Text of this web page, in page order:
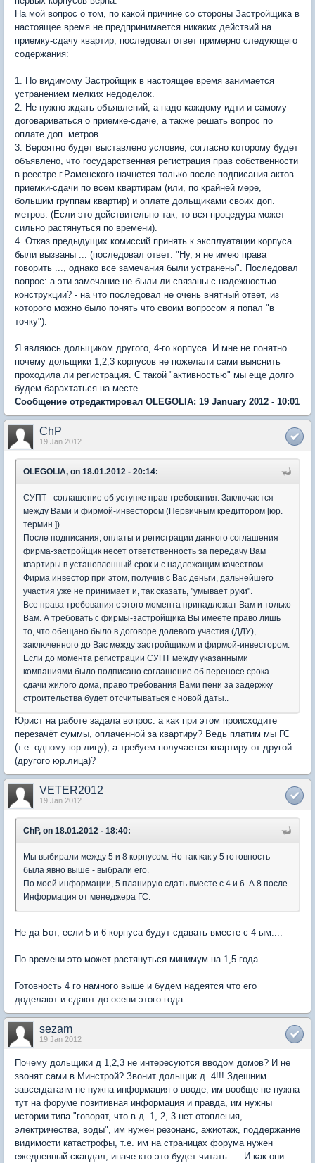
На мой вопрос о том, по какой причине со стороны Застройщика в
настоящее время не предпринимается никаких действий на
приемку-сдачу квартир, последовал ответ примерно следующего
содержания:
1. По видимому Застройщик в настоящее время занимается
устранением мелких недоделок.
2. Не нужно ждать объявлений, а надо каждому идти и самому
договариваться о приемке-сдаче, а также решать вопрос по
оплате доп. метров.
3. Вероятно будет выставлено условие, согласно которому будет
объявлено, что государственная регистрация прав собственности
в реестре г.Раменского начнется только после подписания актов
приемки-сдачи по всем квартирам (или, по крайней мере,
большим группам квартир) и оплате дольщиками своих доп.
метров. (Если это действительно так, то вся процедура может
сильно растянуться по времени).
4. Отказ предыдущих комиссий принять к эксплуатации корпуса
были вызваны ... (последовал ответ: "Ну, я не имею права
говорить ..., однако все замечания были устранены". Последовал
вопрос: а эти замечание не были ли связаны с надежностью
конструкции? - на что последовал не очень внятный ответ, из
которого можно было понять что своим вопросом я попал "в
точку").
Я являюсь дольщиком другого, 4-го корпуса. И мне не понятно
почему дольщики 1,2,3 корпусов не пожелали сами выяснить
проходила ли регистрация. С такой "активностью" мы еще долго
будем барахтаться на месте.
Сообщение отредактировал OLEGOLIA: 19 January 2012 - 10:01
ChP
19 Jan 2012
OLEGOLIA, on 18.01.2012 - 20:14:
СУПТ - соглашение об уступке прав требования. Заключается
между Вами и фирмой-инвестором (Первичным кредитором [юр.
термин.]).
После подписания, оплаты и регистрации данного соглашения
фирма-застройщик несет ответственность за передачу Вам
квартиры в установленный срок и с надлежащим качеством.
Фирма инвестор при этом, получив с Вас деньги, дальнейшего
участия уже не принимает и, так сказать, "умывает руки".
Все права требования с этого момента принадлежат Вам и только
Вам. А требовать с фирмы-застройщика Вы имеете право лишь
то, что обещано было в договоре долевого участия (ДДУ),
заключенного до Вас между застройщиком и фирмой-инвестором.
Если до момента регистрации СУПТ между указанными
компаниями было подписано соглашение об переносе срока
сдачи жилого дома, право требования Вами пени за задержку
строительства будет отсчитываться с новой даты..
Юрист на работе задала вопрос: а как при этом происходите
перезачёт суммы, оплаченной за квартиру? Ведь платим мы ГС
(т.е. одному юр.лицу), а требуем получается квартиру от другой
(другого юр.лица)?
VETER2012
19 Jan 2012
ChP, on 18.01.2012 - 18:40:
Мы выбирали между 5 и 8 корпусом. Но так как у 5 готовность
была явно выше - выбрали его.
По моей информации, 5 планирую сдать вместе с 4 и 6. А 8 после.
Информация от менеджера ГС.
Не да Бот, если 5 и 6 корпуса будут сдавать вместе с 4 ым....
По времени это может растянуться минимум на 1,5 года....
Готовность 4 го намного выше и будем надеятся что его
доделают и сдают до осени этого года.
sezam
19 Jan 2012
Почему дольщики д 1,2,3 не интересуются вводом домов? И не
звонят сами в Минстрой? Звонит дольщик д. 4!!! Здешним
завсегдатаям не нужна информация о вводе, им вообще не нужна
тут на форуме позитивная информация и правда, им нужны
истории типа "говорят, что в д. 1, 2, 3 нет отопления,
электричества, воды", им нужен резонанс, ажиотаж, поддержание
видимости катастрофы, т.е. им на страницах форума нужен
ежедневный скандал, иначе кто это будет читать..... И как они